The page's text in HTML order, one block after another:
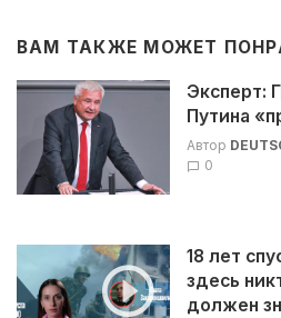
ВАМ ТАКЖЕ МОЖЕТ
Эксперт:
Путина
Автор
0
18 лет
здесь
должен